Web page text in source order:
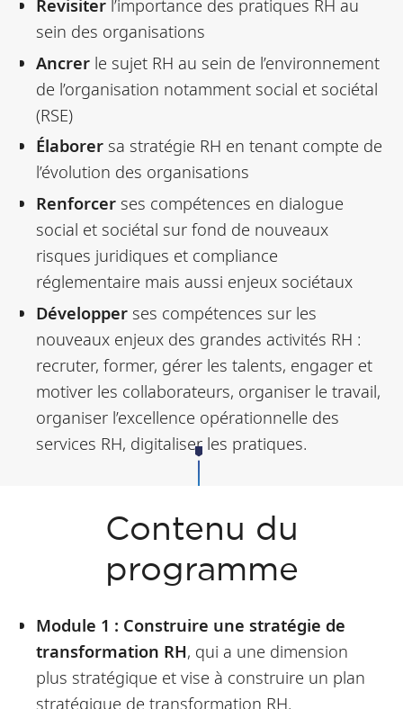
Revisiter l’importance des pratiques RH au
sein des organisations
Ancrerle sujet RH au sein de l’environnement
de l’organisation notamment social et sociétal
(RSE)
Élaborersa stratégie RH en tenant compte de
l’évolution des organisations
Renforcer ses compétences en dialogue
social et sociétal sur fond de nouveaux
risques juridiques et compliance
réglementaire mais aussi enjeux sociétaux
Développer ses compétences sur les
nouveaux enjeux des grandes activités RH :
recruter, former, gérer les talents, engager et
motiver les collaborateurs, organiser le travail,
organiser l’excellence opérationnelle des
services RH, digitaliser les pratiques.
Contenu du
programme
Module 1 : Construire une stratégie de
transformation RH, qui a une dimension
plus stratégique et vise à construire un plan
stratégique de transformation RH.